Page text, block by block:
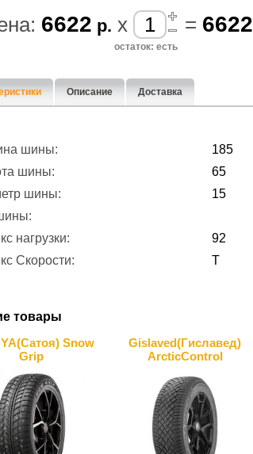
6622 р. x = 6622
остаток: есть
Описание Доставка
шины:
185
шины:
65
шины:
15
нагрузки:
92
Скорости:
T
товары
Snow
Grip
Gislaved(Гиславед)
ArcticControl